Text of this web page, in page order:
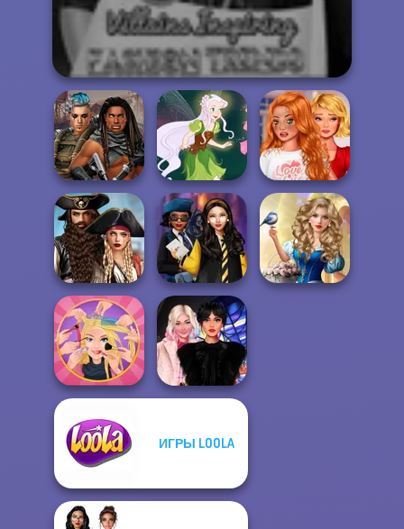
Cyberpunk
Guardians
Pixie Friends
Bestie To The
Rescue Breakup
P...
Romance Of The
Seven Seas
Pira...
Hogwarts
Princesses
Extreme
Makeover
Wednesday
ИГРЫ LOOLA